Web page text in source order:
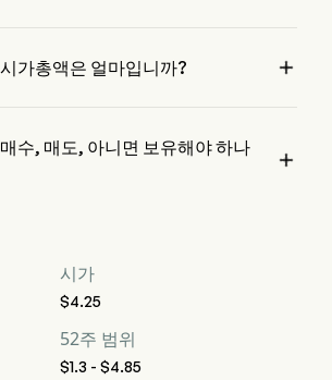
가총액은 얼마입니까? 
수, 매도, 아니면 보유해야 하나

시했으며, 이는 3명의 강력한 매수, 5명
시가
$4.25
52주 범위
$1.3 - $4.85